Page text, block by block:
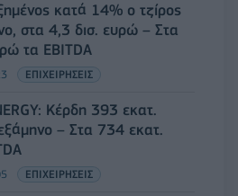
κατά 14% ο τζίρος
στα 4,3 δισ. ευρώ – Στα
τα EBITDA
ΕΠΙΧΕΙΡΗΣΕΙΣ
Κέρδη 393 εκατ.
– Στα 734 εκατ.
ΕΠΙΧΕΙΡΗΣΕΙΣ